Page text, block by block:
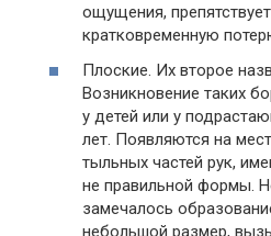
ощущения,
кратковременную
Плоские. Их второе
Возникновение таких
у детей или у
лет. Появляются на
тыльных частей рук,
не правильной формы.
замечалось
небольшой размер,